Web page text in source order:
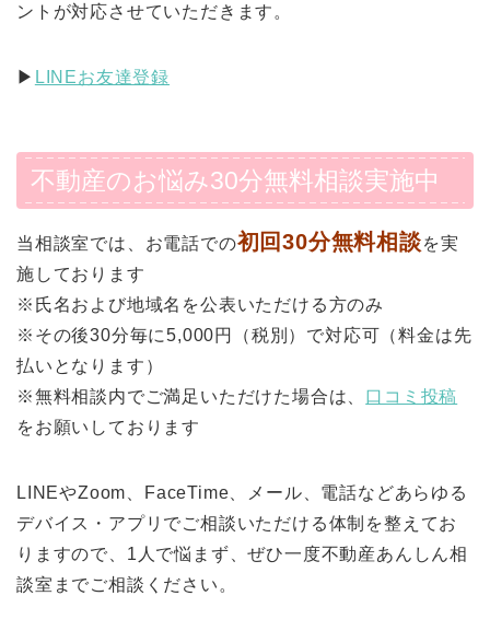
ントが対応させていただきます。
▶︎ LINEお友達登録
不動産のお悩み30分無料相談実施中
当相談室では、お電話での初回30分無料相談を実
施しております
※氏名および地域名を公表いただける方のみ
※その後30分毎に5,000円（税別）で対応可（料金は先
払いとなります）
※無料相談内でご満足いただけた場合は、 口コミ投稿
をお願いしております
LINEやZoom、FaceTime、メール、電話などあらゆる
デバイス・アプリでご相談いただける体制を整えてお
りますので、1人で悩まず、ぜひ一度不動産あんしん相
談室までご相談ください。